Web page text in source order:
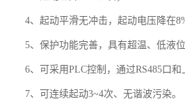
4、起动平滑无冲击，起动电压降在
5、保护功能完善，具有超温、低液
6、可采用PLC控制，通过RS485口
7、可连续起动3~4次、无谐波污染。